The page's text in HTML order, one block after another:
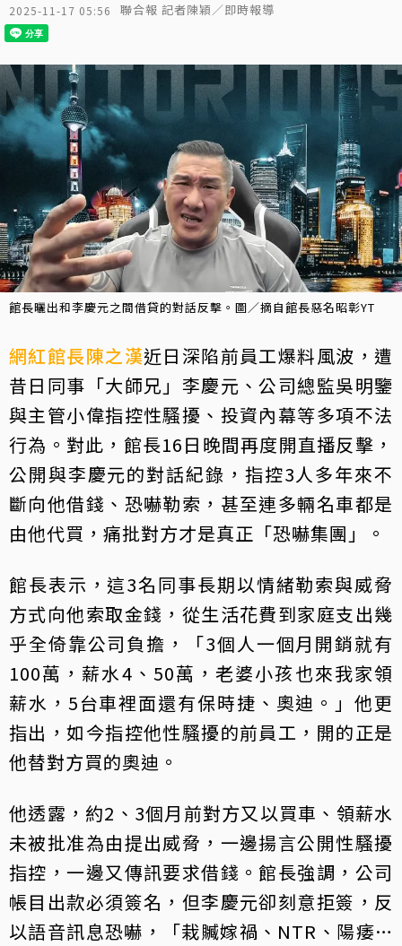
2025-11-17 05:56 聯合報 記者陳穎／即時報導
館長曬出和李慶元之間借貸的對話反擊。圖／摘自館長惡名昭彰YT
網紅館長陳之漢近日深陷前員工爆料風波，遭
昔日同事「大師兄」李慶元、公司總監吳明鑒
與主管小偉指控性騷擾、投資內幕等多項不法
行為。對此，館長16日晚間再度開直播反擊，
公開與李慶元的對話紀錄，指控3人多年來不
斷向他借錢、恐嚇勒索，甚至連多輛名車都是
由他代買，痛批對方才是真正「恐嚇集團」。
館長表示，這3名同事長期以情緒勒索與威脅
方式向他索取金錢，從生活花費到家庭支出幾
乎全倚靠公司負擔，「3個人一個月開銷就有
100萬，薪水4、50萬，老婆小孩也來我家領
薪水，5台車裡面還有保時捷、奧迪。」他更
指出，如今指控他性騷擾的前員工，開的正是
他替對方買的奧迪。
他透露，約2、3個月前對方又以買車、領薪水
未被批准為由提出威脅，一邊揚言公開性騷擾
指控，一邊又傳訊要求借錢。館長強調，公司
帳目出款必須簽名，但李慶元卻刻意拒簽，反
以語音訊息恐嚇，「栽贓嫁禍、NTR、陽痿…